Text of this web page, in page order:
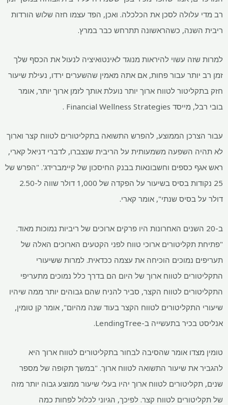
רב מדי עלולה לסכן את הכלכלה. ואכן, הפד עצמו חזה שלוש הורדות
ריבית השנה, כשהראשונה תתרחש כבר במרץ.
למרות שזה עשוי להיראות מנוגד לאינטואיציה לנעול את הכסף שלך
זמן רב יותר עבור פחות, אם אתה מאמין שהשערים ירדו, נעילת שיעור
חזק בתקליטור לטווח ארוך יותר נועלת אותך לזמן ארוך יותר, אומר
בובי רבל, מייסד Financial Wellness Strategies .
עבור הצרכן הממוצע, להפרש התשואה בתקליטורים לטווח קצר וארוך
לא תהיה השפעה משמעותית על הריבית שנצברו, לדברי דניאל קארי,
ראש אגף כספים וחשבונאות בבנק החיסכון של קיימברידג'. "הפרש של
25 נקודות בסיס בשיעור על הפקדה של 1,000 דולר שווה ל-2.50
דולר על בסיס שנתי", אומר קארי.
ב-20 השנים האחרונות היו פרקים ארוכים של ריביות נמוכות מאוד.
"פתיחת תקליטורים ארוכי טווח לפני הקטעים הארוכים האלה של
תעריפים נמוכים הוכיחה את עצמה ככדאית. למרות ששיעורי
התקליטורים לטווח ארוך של היום הם בדרך כלל נמוכים מתעריפי
התקליטורים לטווח הקצר, סביר להניח שהם גבוהים יותר ממה שיהיו
שיעורי התקליטורים לטווח הקצר בעוד שנה מהיום", אומר קן טומין,
אנליסט בכיר בתעשייה ב-LendingTree.
טומין מצדו אומר שהסיבה לבחור בתקליטורים לטווח ארוך היא
להגביר את שיעור התשואה לטווח ארוך. "במשך תקופה של מספר
שנים, תקליטורים לטווח ארוך יהיו בעלי שיעור ממוצע גבוה יותר מזה
של תקליטורים לטווח קצר. לפיכך, הגיוני לכלול לפחות כמה